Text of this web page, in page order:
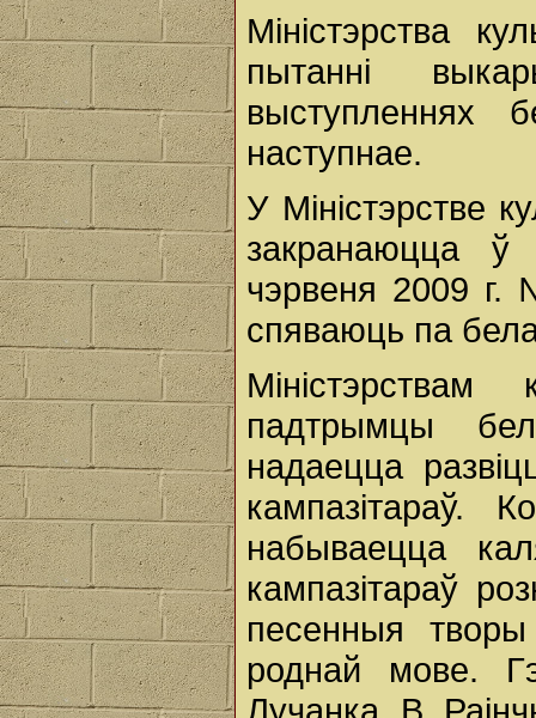
Міністэрства
пытанні
выступленнях
наступнае.
У Міністэрстве
закранаюцца
чэрвеня 2009 г.
спяваюць па
падтрымцы
надаецца
кампазітараў.
набываецца
кампазітараў
песенныя
роднай мове.